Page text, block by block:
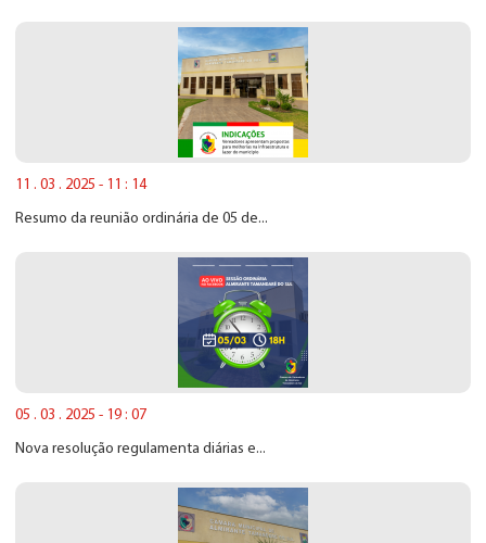
11 . 03 . 2025 - 11 : 14
Resumo da reunião ordinária de 05 de...
05 . 03 . 2025 - 19 : 07
Nova resolução regulamenta diárias e...